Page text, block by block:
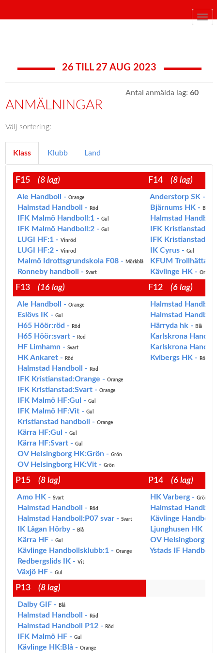
26 TILL 27 AUG 2023
ANMÄLNINGAR
Antal anmälda lag: 60
Välj sortering:
Klass Klubb Land
F15 (8 lag) F14 (8 lag)
Ale Handboll - Orange
Halmstad Handboll - Röd
IFK Malmö Handboll:1 - Gul
IFK Malmö Handboll:2 - Gul
LUGI HF:1 - Vinröd
LUGI HF:2 - Vinröd
Malmö Idrottsgrundskola F08 - Mörkblå
Ronneby handboll - Svart
Anderstorp SK -
Bjärnums HK - Blå
Halmstad
IFK
IFK
IK Cyrus - Gul
KFUM Trollhättan
Kävlinge HK - Orange
F13 (16 lag) F12 (6 lag)
Ale Handboll - Orange
Eslövs IK - Gul
H65 Höör:röd - Röd
H65 Höör:svart - Röd
HF Limhamn - Svart
HK Ankaret - Röd
Halmstad Handboll - Röd
IFK Kristianstad:Orange - Orange
IFK Kristianstad:Svart - Orange
IFK Malmö HF:Gul - Gul
IFK Malmö HF:Vit - Gul
Kristianstad handboll - Orange
Kärra HF:Gul - Gul
Kärra HF:Svart - Gul
OV Helsingborg HK:Grön - Grön
OV Helsingborg HK:Vit - Grön
Halmstad
Halmstad
Härryda hk -
Blå
Karlskrona
Karlskrona
Kvibergs HK -
Röd
P15 (8 lag) P14 (6 lag)
Amo HK - Svart
Halmstad Handboll - Röd
Halmstad Handboll:P07 svar - Svart
IK Lågan Hörby - Blå
Kärra HF - Gul
Kävlinge Handbollsklubb:1 - Orange
Redbergslids IK - Vit
Växjö HF - Gul
HK Varberg - Grön
Halmstad
Kävlinge
Ljunghusen HK
OV Helsingborg
Ystads IF
P13 (8 lag)
Dalby GIF - Blå
Halmstad Handboll - Röd
Halmstad Handboll P12 - Röd
IFK Malmö HF - Gul
Kävlinge HK:Blå - Orange